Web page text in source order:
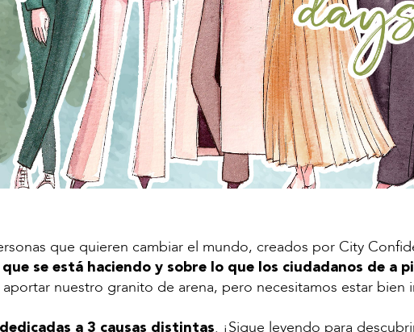
que quieren cambiar el mundo, creados por City
que se está haciendo y sobre lo que los ciudadanos de a
nuestro granito de arena, pero necesitamos estar bien
a 3 causas distintas. ¡Sigue leyendo para